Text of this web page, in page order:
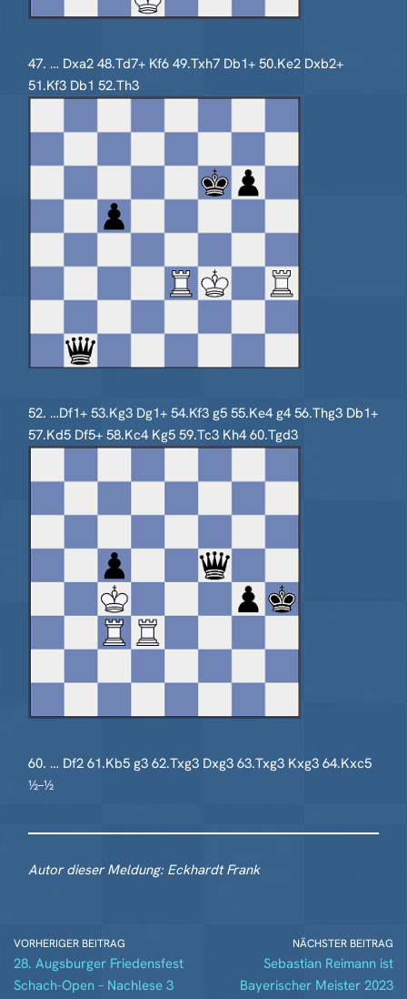
47. … Dxa2 48.Td7+ Kf6 49.Txh7 Db1+ 50.Ke2 Dxb2+
51.Kf3 Db1 52.Th3
52. …Df1+ 53.Kg3 Dg1+ 54.Kf3 g5 55.Ke4 g4 56.Thg3 Db1+
57.Kd5 Df5+ 58.Kc4 Kg5 59.Tc3 Kh4 60.Tgd3
60. … Df2 61.Kb5 g3 62.Txg3 Dxg3 63.Txg3 Kxg3 64.Kxc5
½–½
Autor dieser Meldung: Eckhardt Frank
VORHERIGER BEITRAG
28. Augsburger Friedensfest
Schach-Open – Nachlese 3
NÄCHSTER BEITRAG
Sebastian Reimann ist
Bayerischer Meister 2023